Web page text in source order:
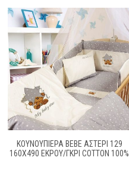
ΚΟΥΝΟΥΠΙΕΡΑ BEBE ΑΣΤΕΡΙ 129
160X490 ΕΚΡΟΥ/ΓΚΡΙ COTTON 100%